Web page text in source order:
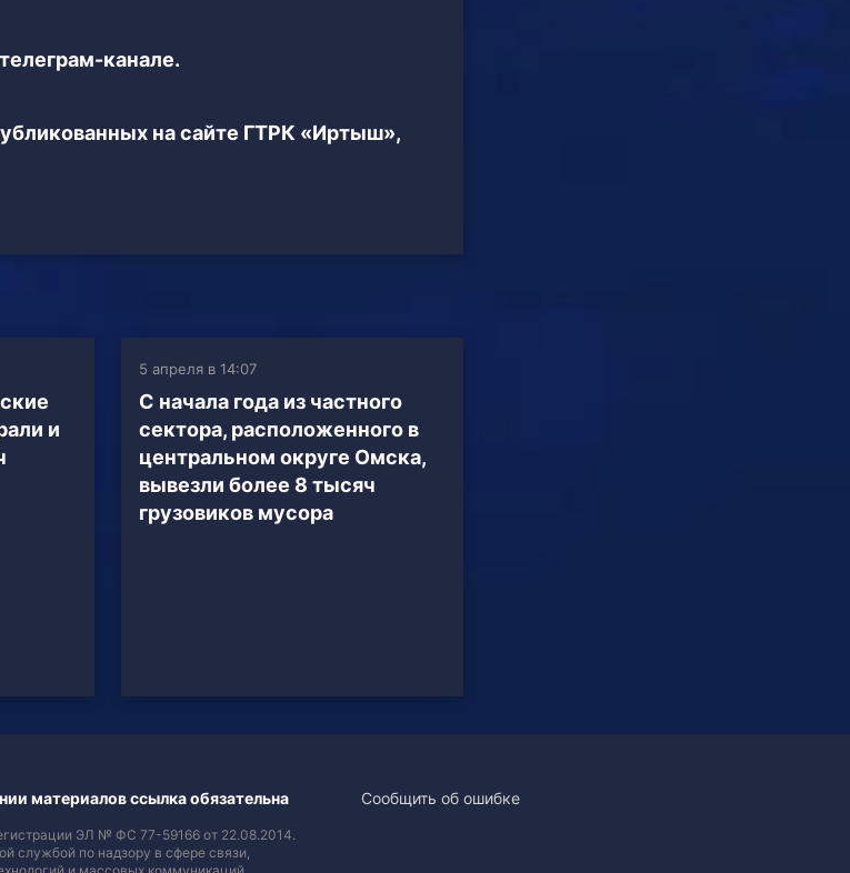
канале.
на сайте ГТРК «Иртыш»,
и
5 апреля в 14:07
С начала года из частного
сектора, расположенного в
центральном округе Омска,
вывезли более 8 тысяч
грузовиков мусора
материалов ссылка обязательна
ЭЛ № ФС 77-59166 от 22.08.2014.
службой по надзору в сфере связи,
Сообщить об ошибке